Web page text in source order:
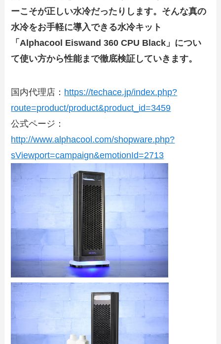
ーこそが正しい水冷だったりします。そんな真の
水冷をお手軽に導入できる水冷キット
「Alphacool Eiswand 360 CPU Black」につい
て使い方から性能まで徹底検証していきます。
国内代理店： https://techace.jp/index.php?
route=product/product&product_id=3459
公式ページ：
http://www.alphacool.com/shopware.php?
sViewport=campaign&emotionId=2713